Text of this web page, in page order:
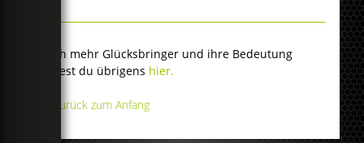
Noch mehr Glücksbringer und ihre Bedeutung
findest du übrigens hier.
▲ Zurück zum Anfang